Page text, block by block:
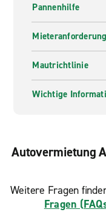
Pannenhilfe
Mautrichtlinie
Wichtige
Autovermietung
Weitere Fragen
Fragen